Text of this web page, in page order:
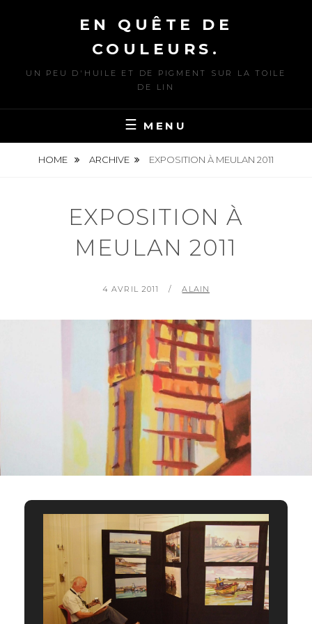
EN QUÊTE DE
COULEURS.
UN PEU D'HUILE ET DE PIGMENT SUR LA TOILE
DE LIN
MENU
HOME ARCHIVE EXPOSITION À MEULAN 2011
EXPOSITION À
MEULAN 2011
POSTED
4 AVRIL 2011 BY
ALAIN